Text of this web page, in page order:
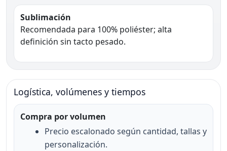
Sublimación
Recomendada para 100% poliéster; alta
definición sin tacto pesado.
Logística, volúmenes y tiempos
Compra por volumen
Precio escalonado según cantidad, tallas y
personalización.